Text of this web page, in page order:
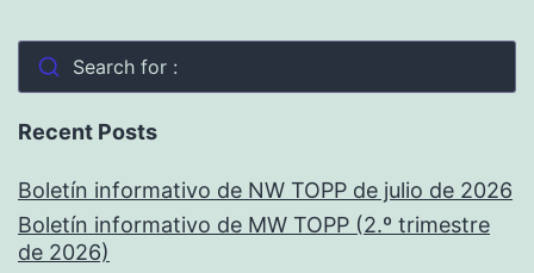
Search for :
Recent Posts
Boletín informativo de NW TOPP de julio de 2026
Boletín informativo de MW TOPP (2.º trimestre
de 2026)